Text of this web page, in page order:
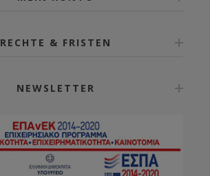
RECHTE & FRISTEN
NEWSLETTER